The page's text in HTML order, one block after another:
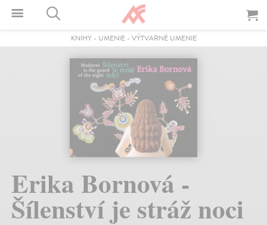
KNIHY- UMENIE- VÝTVARNÉ UMENIE
Erika Bornová -
Šílenství je stráž noci